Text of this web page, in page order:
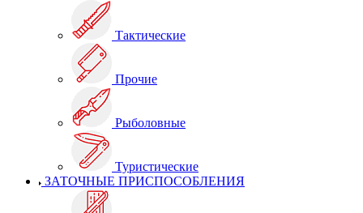
Тактические
Прочие
Рыболовные
Туристические
ЗАТОЧНЫЕ ПРИСПОСОБЛЕНИЯ